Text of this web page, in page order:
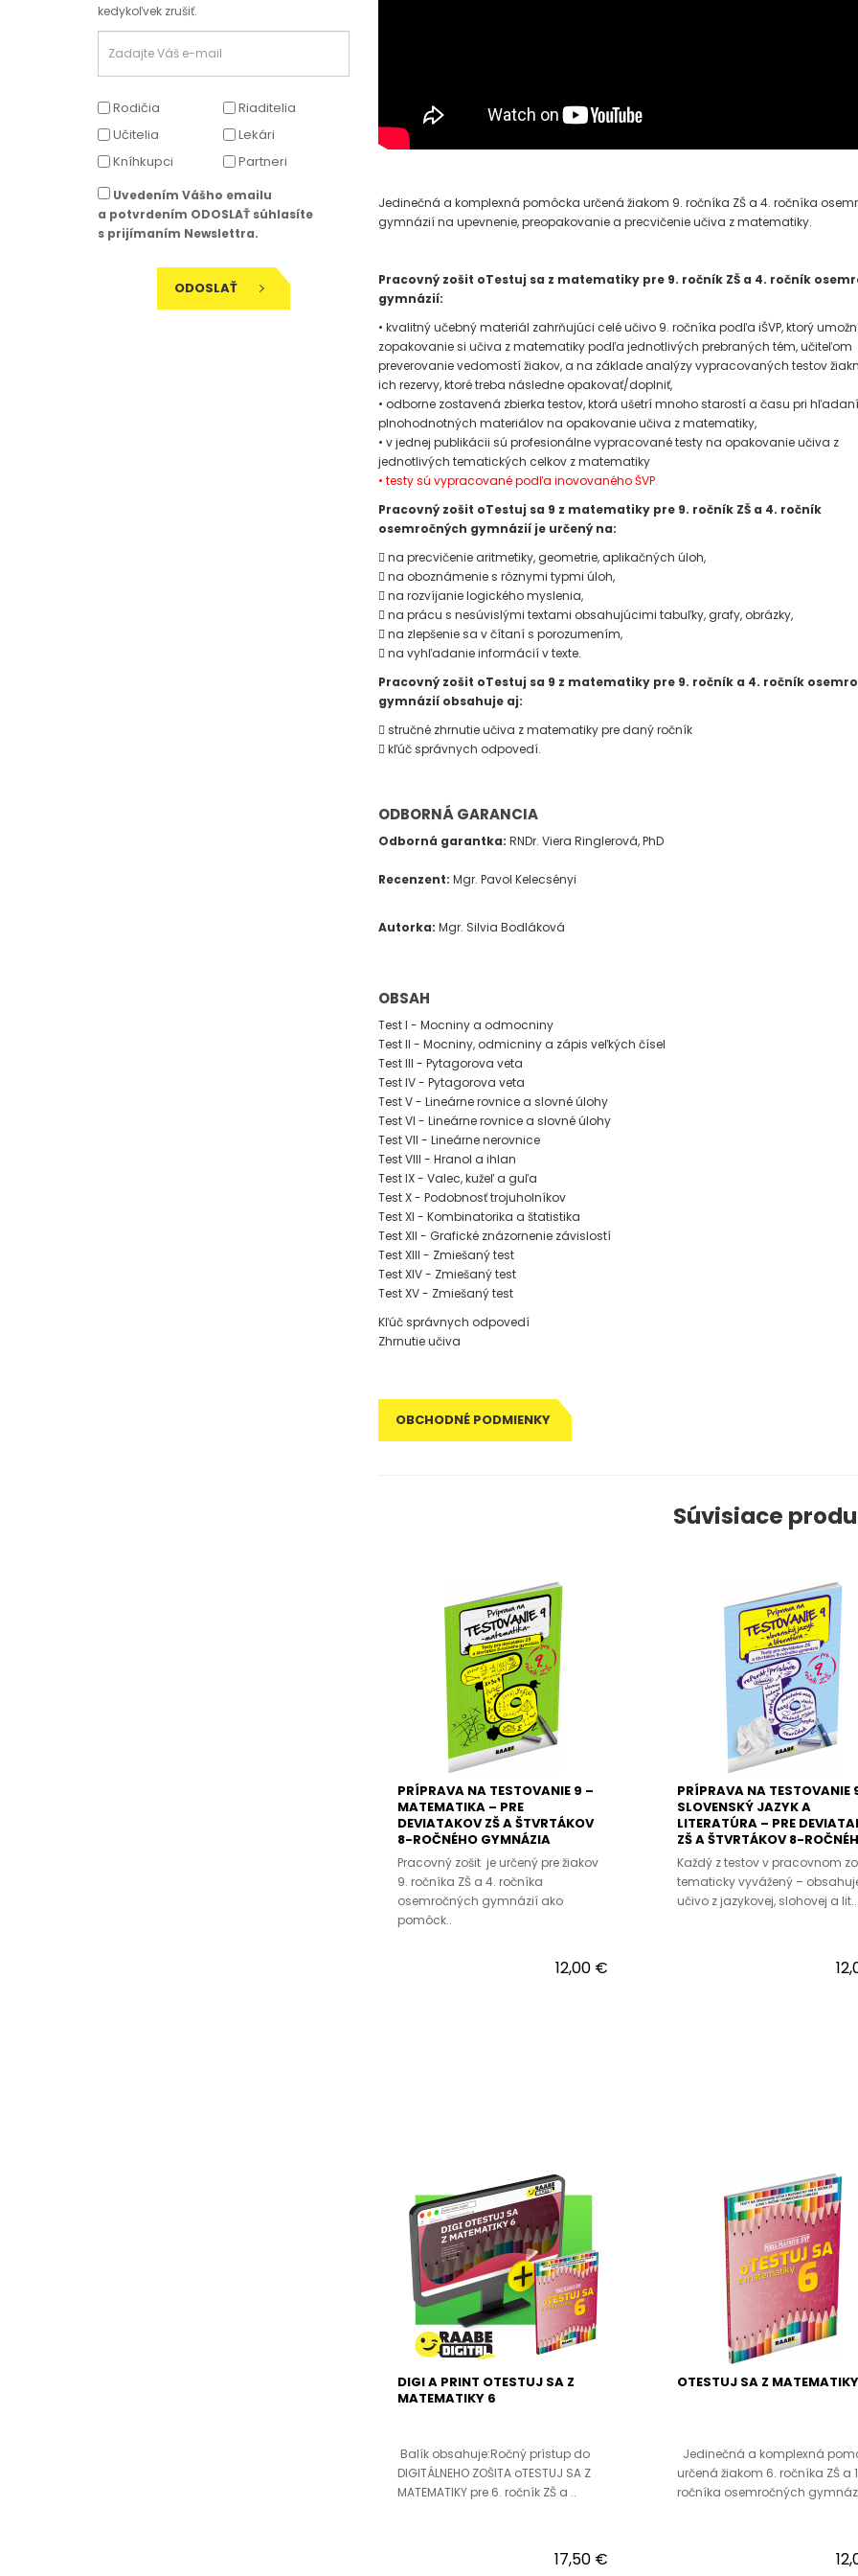
kedykoľvek zrušiť.
Rodičia
Riaditelia
Učitelia
Lekári
Kníhkupci
Partneri
Uvedením Vášho emailu
a potvrdením ODOSLAŤ súhlasíte
s prijímaním Newslettra.
ODOSLAŤ
Jedinečná a komplexná pomôcka určená žiakom 9. ročníka ZŠ a 4. ročníka
gymnázií na upevnenie, preopakovanie a precvičenie učiva z matematiky.
Pracovný zošit oTestuj sa z matematiky pre 9. ročník ZŠ a 4. ročník
gymnázií:
• kvalitný učebný materiál zahrňujúci celé učivo 9. ročníka podľa iŠVP, ktorý
zopakovanie si učiva z matematiky podľa jednotlivých prebraných tém, učiteľom
preverovanie vedomostí žiakov, a na základe analýzy vypracovaných testov
ich rezervy, ktoré treba následne opakovať/doplniť,
• odborne zostavená zbierka testov, ktorá ušetrí mnoho starostí a času pri hľadaní
plnohodnotných materiálov na opakovanie učiva z matematiky,
• v jednej publikácii sú profesionálne vypracované testy na opakovanie učiva z
jednotlivých tematických celkov z matematiky
• testy sú vypracované podľa inovovaného ŠVP.
Pracovný zošit oTestuj sa 9 z matematiky pre 9. ročník ZŠ a 4. ročník
osemročných gymnázií je určený na:
 na precvičenie aritmetiky, geometrie, aplikačných úloh,
 na oboznámenie s rôznymi typmi úloh,
 na rozvíjanie logického myslenia,
 na prácu s nesúvislými textami obsahujúcimi tabuľky, grafy, obrázky,
 na zlepšenie sa v čítaní s porozumením,
 na vyhľadanie informácií v texte.
Pracovný zošit oTestuj sa 9 z matematiky pre 9. ročník a 4. ročník
gymnázií obsahuje aj:
 stručné zhrnutie učiva z matematiky pre daný ročník
 kľúč správnych odpovedí.
ODBORNÁ GARANCIA
Odborná garantka: RNDr. Viera Ringlerová, PhD
Recenzent: Mgr. Pavol Kelecsényi
Autorka: Mgr. Silvia Bodláková
OBSAH
Test I - Mocniny a odmocniny
Test II - Mocniny, odmicniny a zápis veľkých čísel
Test III - Pytagorova veta
Test IV - Pytagorova veta
Test V - Lineárne rovnice a slovné úlohy
Test VI - Lineárne rovnice a slovné úlohy
Test VII - Lineárne nerovnice
Test VIII - Hranol a ihlan
Test IX - Valec, kužeľ a guľa
Test X - Podobnosť trojuholníkov
Test XI - Kombinatorika a štatistika
Test XII - Grafické znázornenie závislostí
Test XIII - Zmiešaný test
Test XIV - Zmiešaný test
Test XV - Zmiešaný test
Kľúč správnych odpovedí
Zhrnutie učiva
OBCHODNÉ PODMIENKY
Súvisiace
PRÍPRAVA NA TESTOVANIE 9 –
MATEMATIKA – PRE
DEVIATAKOV ZŠ A ŠTVRTÁKOV
8-ROČNÉHO GYMNÁZIA
Pracovný zošit je určený pre žiakov
9. ročníka ZŠ a 4. ročníka
osemročných gymnázií ako
pomôck..
12,00 €
PRÍPRAVA NA TESTOVANIE
SLOVENSKÝ JAZYK A
LITERATÚRA – PRE
ZŠ A ŠTVRTÁKOV 8-
GYMNÁZIA
Každý z testov v pracovnom
tematicky vyvážený –
učivo z jazykovej, slohovej a lit..
DIGI A PRINT OTESTUJ SA Z
MATEMATIKY 6
Balík obsahuje:Ročný prístup do
DIGITÁLNEHO ZOŠITA oTESTUJ SA Z
MATEMATIKY pre 6. ročník ZŠ a ..
17,50 €
OTESTUJ SA Z
Jedinečná a komplexná
určená žiakom 6. ročníka ZŠ a
ročníka osemročných